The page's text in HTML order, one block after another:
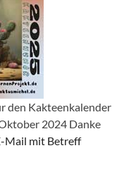
den Kakteenkalender
2024 Danke
Mail mit Betreff